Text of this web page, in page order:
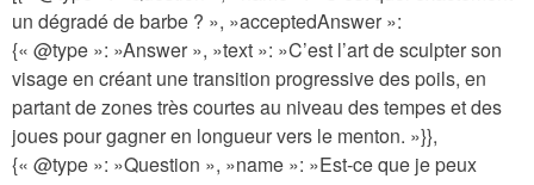
un dégradé de barbe ? », »acceptedAnswer »:
{« @type »: »Answer », »text »: »C’est l’art de sculpter son
visage en créant une transition progressive des poils, en
partant de zones très courtes au niveau des tempes et des
joues pour gagner en longueur vers le menton. »}},
{« @type »: »Question », »name »: »Est-ce que je peux